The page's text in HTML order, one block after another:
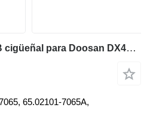
Daewoo 65.02101-7065B cigüeñal para Doosan DX420LC / DX480LC / DX520LC-LCA retroexcavadora
65.02101-7065A,